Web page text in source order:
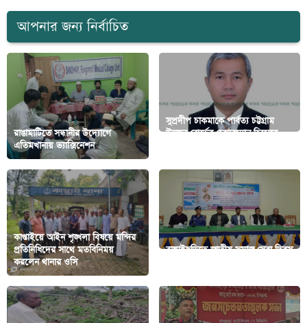
আপনার জন্য নির্বাচিত
রাঙামাটিতে সন্ধানীর উদ্যোগে
এতিমখানায় ভ্যাক্সিনেশন
সুপ্রদীপ চাকমাকে পার্বত্য চট্টগ্রাম
উন্নয়ন বোর্ডের চেয়ারম্যান হিসেবে
কাপ্তাইয়ে আইন শৃঙ্খলা বিষয়ে মন্দির
প্রতিনিধিদের সাথে মতবিনিময়
করলেন থানার ওসি
বাঘাইছড়িতে জাতীয় সমাজ সেবা দিবস